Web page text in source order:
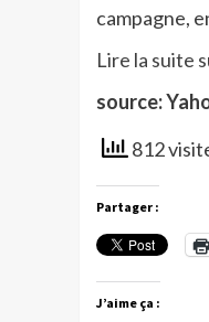
campagne,
Lire la suite
source:
812
Partager :
J’aime ça :